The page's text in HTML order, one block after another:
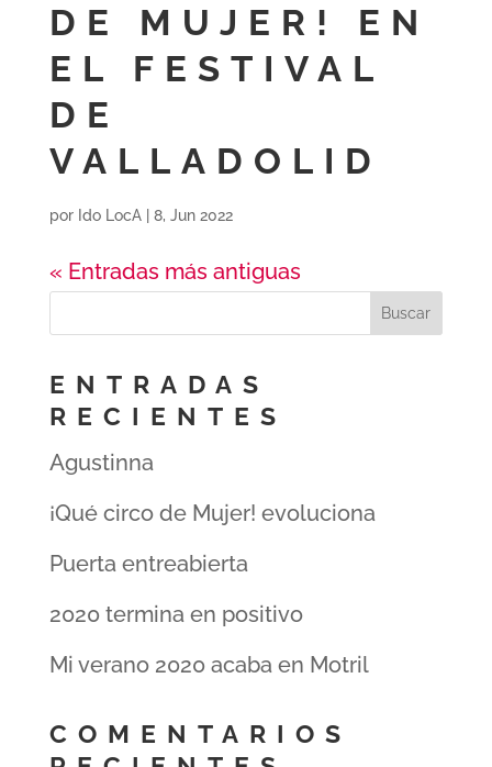
DE MUJER! EN
EL FESTIVAL
DE
VALLADOLID
por Ido LocA| 8, Jun 2022
« Entradas más antiguas
ENTRADAS
RECIENTES
Agustinna
¡Qué circo de Mujer! evoluciona
Puerta entreabierta
2020 termina en positivo
Mi verano 2020 acaba en Motril
COMENTARIOS